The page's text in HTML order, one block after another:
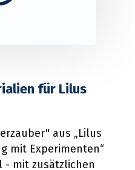
für Lilus
aus „Lilus
mit Experimenten“
- mit zusätzlichen